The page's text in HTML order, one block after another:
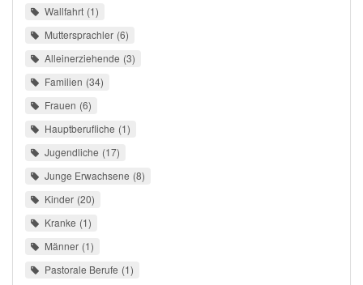
Wallfahrt 1
Muttersprachler 6
Alleinerziehende 3
Familien 34
Frauen 6
Hauptberufliche 1
Jugendliche 17
Junge Erwachsene 8
Kinder 20
Kranke 1
Männer 1
Pastorale Berufe 1